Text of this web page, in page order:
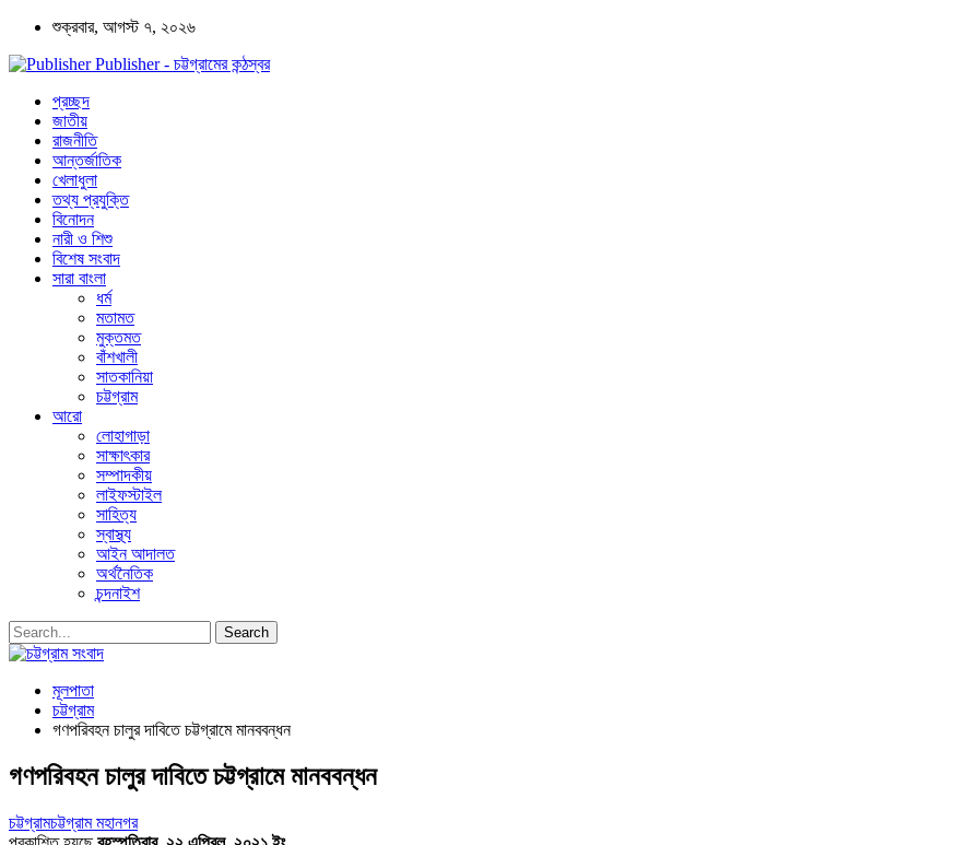
শুক্রবার, আগস্ট ৭, ২০২৬
Publisher - চট্টগ্রামের কন্ঠস্বর
প্রচ্ছদ
জাতীয়
রাজনীতি
আন্তর্জাতিক
খেলাধুলা
তথ্য প্রযুক্তি
বিনোদন
নারী ও শিশু
বিশেষ সংবাদ
সারা বাংলা
ধর্ম
মতামত
মুক্তমত
বাঁশখালী
সাতকানিয়া
চট্টগ্রাম
আরো
লোহাগাড়া
সাক্ষাৎকার
সম্পাদকীয়
লাইফস্টাইল
সাহিত্য
স্বাস্থ্য
আইন আদালত
অর্থনৈতিক
চন্দনাইশ
মূলপাতা
চট্টগ্রাম
গণপরিবহন চালুর দাবিতে চট্টগ্রামে মানববন্ধন
গণপরিবহন চালুর দাবিতে চট্টগ্রামে মানববন্ধন
চট্টগ্রামচট্টগ্রাম মহানগর